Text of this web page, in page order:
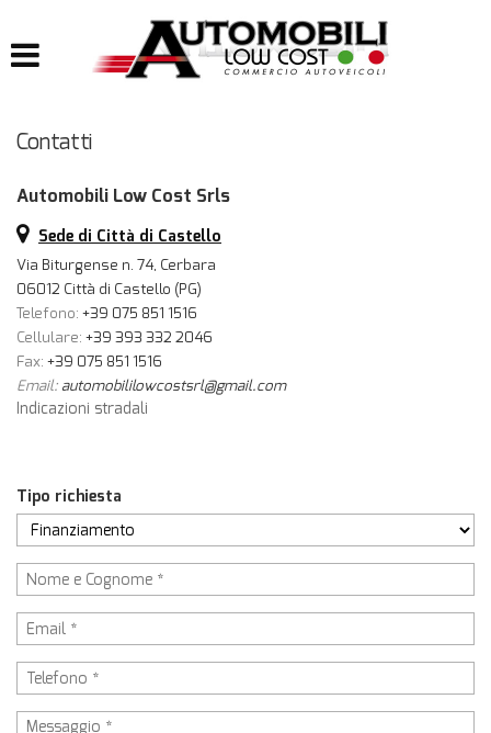
IMPIANTI GPL
IMPIANTI METANO
ACQUISTIAMO USATO
ASSISTENZA
Contatti
Automobili Low Cost Srls
Sede di Città di Castello
Via Biturgense n. 74, Cerbara
06012 Città di Castello (PG)
Telefono: +39 075 851 1516
Cellulare: +39 393 332 2046
Fax: +39 075 851 1516
Email: automobililowcostsrl@gmail.com
Indicazioni stradali
Tipo richiesta